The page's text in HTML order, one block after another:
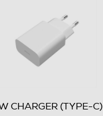
CHARGER (TYPE-C)